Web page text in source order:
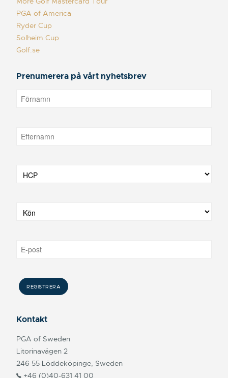
PGA of America
Ryder Cup
Solheim Cup
Golf.se
Prenumerera på vårt nyhetsbrev
Kontakt
PGA of Sweden
Litorinavägen 2
246 55 Löddeköpinge, Sweden
+46 (0)40-631 41 00